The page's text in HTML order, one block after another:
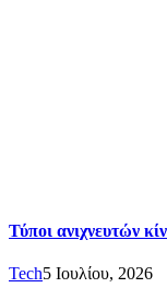
Τύποι ανιχνευτών
Tech5 Ιουλίου, 2026